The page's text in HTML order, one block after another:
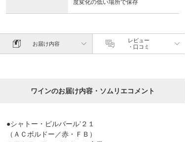
度変化の低い場所で保存
お届け内容
レビュー
・口コミ
ワインのお届け内容・ソムリエコメント
●シャトー・ピルバール’２１
（ＡＣボルドー／赤・ＦＢ）